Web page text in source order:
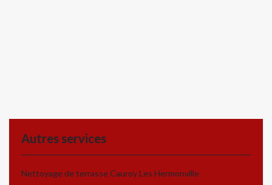
Autres services
Nettoyage de terrasse Cauroy Les Hermonville